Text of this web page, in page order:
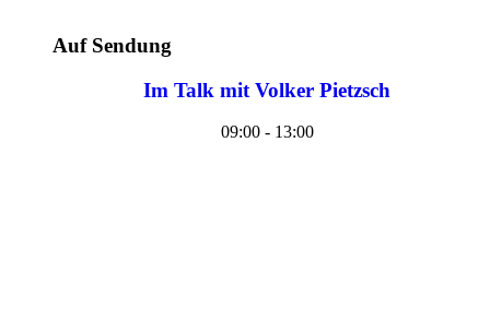
Auf Sendung
Im Talk mit Volker Pietzsch
09:00 - 13:00